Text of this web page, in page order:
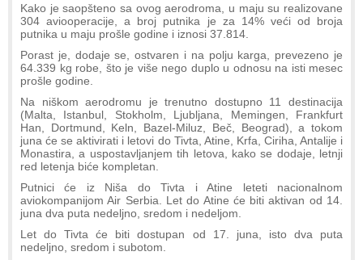
Kako je saopšteno sa ovog aerodroma, u maju su realizovane
304 aviooperacije, a broj putnika je za 14% veći od broja
putnika u maju prošle godine i iznosi 37.814.
Porast je, dodaje se, ostvaren i na polju karga, prevezeno je
64.339 kg robe, što je više nego duplo u odnosu na isti mesec
prošle godine.
Na niškom aerodromu je trenutno dostupno 11 destinacija
(Malta, Istanbul, Stokholm, Ljubljana, Memingen, Frankfurt
Han, Dortmund, Keln, Bazel-Miluz, Beč, Beograd), a tokom
juna će se aktivirati i letovi do Tivta, Atine, Krfa, Ciriha, Antalije i
Monastira, a uspostavljanjem tih letova, kako se dodaje, letnji
red letenja biće kompletan.
Putnici će iz Niša do Tivta i Atine leteti nacionalnom
aviokompanijom Air Serbia. Let do Atine će biti aktivan od 14.
juna dva puta nedeljno, sredom i nedeljom.
Let do Tivta će biti dostupan od 17. juna, isto dva puta
nedeljno, sredom i subotom.